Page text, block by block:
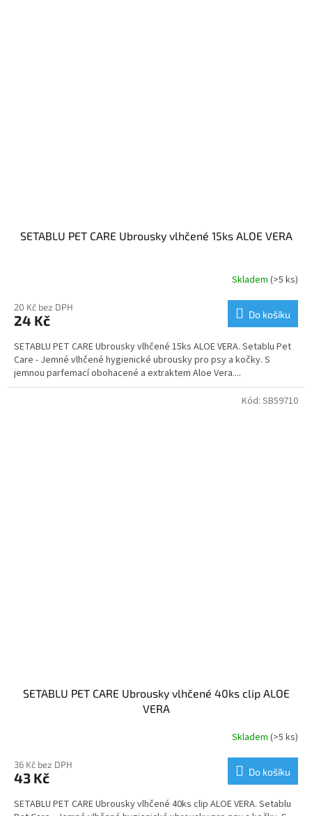
SETABLU PET CARE Ubrousky vlhčené 15ks ALOE VERA
Skladem (>5 ks)
20 Kč bez DPH
24 Kč Do košíku
SETABLU PET CARE Ubrousky vlhčené 15ks ALOE VERA. Setablu Pet
Care - Jemné vlhčené hygienické ubrousky pro psy a kočky. S
jemnou parfemací obohacené a extraktem Aloe Vera....
SETABLU PET CARE Ubrousky vlhčené 40ks clip ALOE
VERA
Skladem (>5 ks)
36 Kč bez DPH
43 Kč Do košíku
SETABLU PET CARE Ubrousky vlhčené 40ks clip ALOE VERA. Setablu
Kód: SB59710